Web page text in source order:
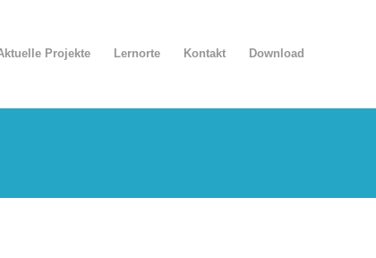
Projekte Lernorte Kontakt Download